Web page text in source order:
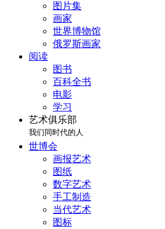
图片集
画家
世界博物馆
俄罗斯画家
阅读
图书
百科全书
电影
学习
艺术俱乐部
我们同时代的人
世博会
画报艺术
图纸
数字艺术
手工制造
当代艺术
图标